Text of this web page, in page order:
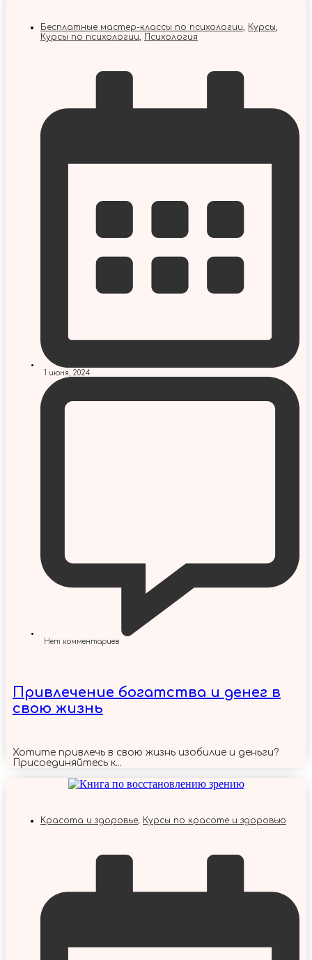
Бесплатные мастер-классы по психологии Курсы
Курсы по психологии
Психология
1 июня, 2024
Нет комментариев
Привлечение богатства и денег в
свою жизнь
Хотите привлечь в свою жизнь изобилие и деньги?
Присоединяйтесь к...
Красота и здоровье, Курсы по красоте и здоровью